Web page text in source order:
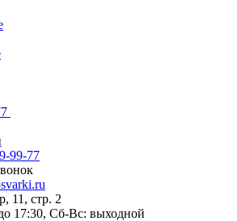
99-77
11, стр. 2
17:30, Сб-Вс: выходной